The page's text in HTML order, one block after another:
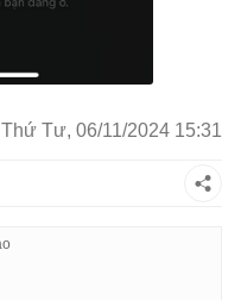
Thứ Tư, 06/11/2024 15:31